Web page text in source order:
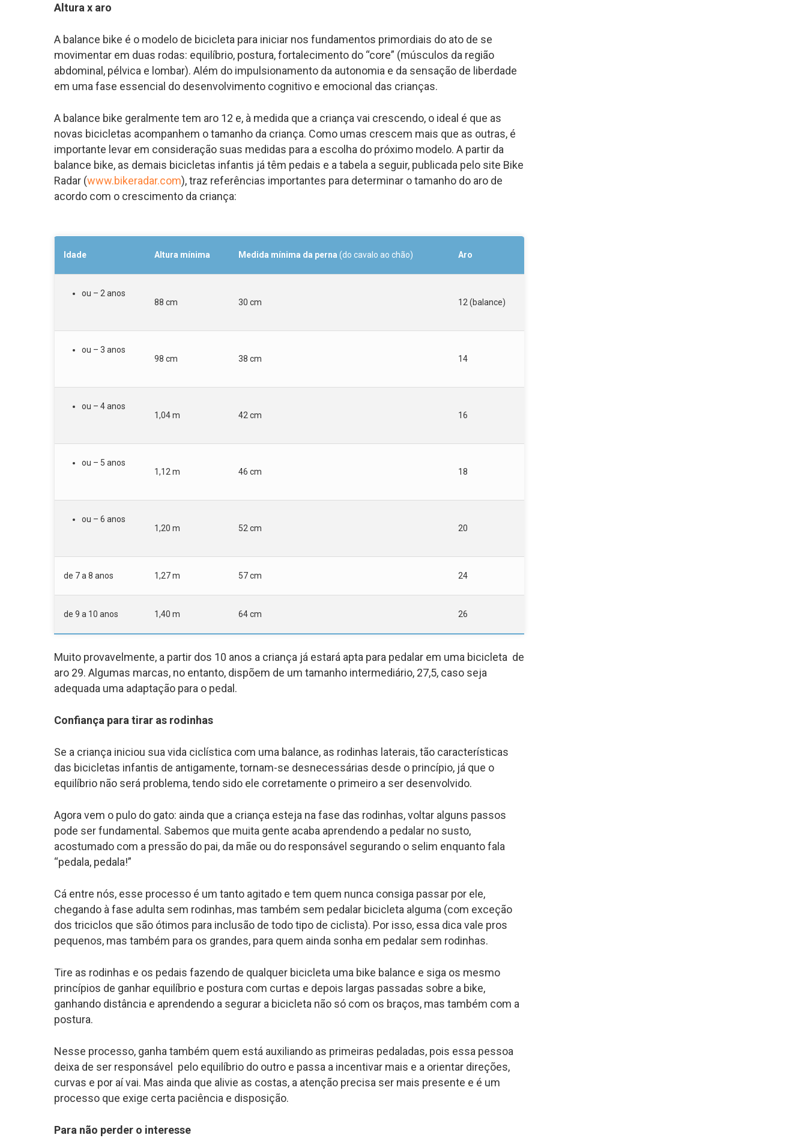
Altura x aro
A balance bike é o modelo de bicicleta para iniciar nos fundamentos primordiais do ato de se
movimentar em duas rodas: equilíbrio, postura, fortalecimento do “core” (músculos da região
abdominal, pélvica e lombar). Além do impulsionamento da autonomia e da sensação de liberdade
em uma fase essencial do desenvolvimento cognitivo e emocional das crianças.
A balance bike geralmente tem aro 12 e, à medida que a criança vai crescendo, o ideal é que as
novas bicicletas acompanhem o tamanho da criança. Como umas crescem mais que as outras, é
importante levar em consideração suas medidas para a escolha do próximo modelo. A partir da
balance bike, as demais bicicletas infantis já têm pedais e a tabela a seguir, publicada pelo site Bike
Radar (www.bikeradar.com), traz referências importantes para determinar o tamanho do aro de
acordo com o crescimento da criança:
Idade Altura mínima Medida mínima da perna(do cavalo ao chão) Aro
ou – 2 anos
88 cm
30 cm 12 (balance)
ou – 3 anos
98 cm
38 cm 14
ou – 4 anos
1,04 m
42 cm 16
ou – 5 anos
1,12 m
46 cm 18
ou – 6 anos
1,20 m
52 cm 20
de 7 a 8 anos 1,27 m 57 cm 24
de 9 a 10 anos 1,40 m 64 cm 26
Muito provavelmente, a partir dos 10 anos a criança já estará apta para pedalar em uma bicicleta de
aro 29. Algumas marcas, no entanto, dispõem de um tamanho intermediário, 27,5, caso seja
adequada uma adaptação para o pedal.
Confiança para tirar as rodinhas
Se a criança iniciou sua vida ciclística com uma balance, as rodinhas laterais, tão características
das bicicletas infantis de antigamente, tornam-se desnecessárias desde o princípio, já que o
equilíbrio não será problema, tendo sido ele corretamente o primeiro a ser desenvolvido.
Agora vem o pulo do gato: ainda que a criança esteja na fase das rodinhas, voltar alguns passos
pode ser fundamental. Sabemos que muita gente acaba aprendendo a pedalar no susto,
acostumado com a pressão do pai, da mãe ou do responsável segurando o selim enquanto fala
“pedala, pedala!”
Cá entre nós, esse processo é um tanto agitado e tem quem nunca consiga passar por ele,
chegando à fase adulta sem rodinhas, mas também sem pedalar bicicleta alguma (com exceção
dos triciclos que são ótimos para inclusão de todo tipo de ciclista). Por isso, essa dica vale pros
pequenos, mas também para os grandes, para quem ainda sonha em pedalar sem rodinhas.
Tire as rodinhas e os pedais fazendo de qualquer bicicleta uma bike balance e siga os mesmo
princípios de ganhar equilíbrio e postura com curtas e depois largas passadas sobre a bike,
ganhando distância e aprendendo a segurar a bicicleta não só com os braços, mas também com a
postura.
Nesse processo, ganha também quem está auxiliando as primeiras pedaladas, pois essa pessoa
deixa de ser responsável pelo equilíbrio do outro e passa a incentivar mais e a orientar direções,
curvas e por aí vai. Mas ainda que alivie as costas, a atenção precisa ser mais presente e é um
processo que exige certa paciência e disposição.
Para não perder o interesse